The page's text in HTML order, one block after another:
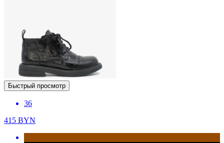
Быстрый просмотр
36
415 BYN